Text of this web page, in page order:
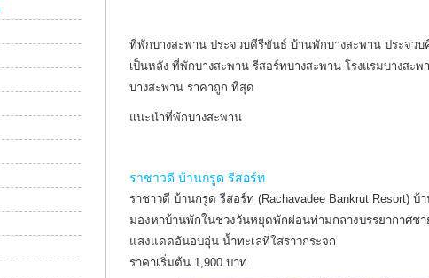
ที่พักบางสะพาน ประจวบคีรีขันธ์ บ้านพักบางสะพาน ประจว
เป็นหลัง ที่พักบางสะพาน รีสอร์ทบางสะพาน โรงแรมบางส
บางสะพาน ราคาถูก ที่สุด
แนะนำที่พักบางสะพาน
ราชาวดี บ้านกรูด รีสอร์ท
ราชาวดี บ้านกรูด รีสอร์ท (Rachavadee Bankrut Resort)
มองหาบ้านพักในช่วงวันหยุดพักผ่อนท่ามกลางบรรยากาศช
แสงแดดอันอบอุ่น น้ำทะเลที่ใสราวกระจก
ราคาเริ่มต้น 1,900 บาท